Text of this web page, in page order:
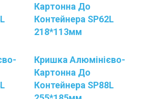
Картонна До
Контейнера SP62L
218*113мм
Кришка Алюмінієво-
Картонна До
Контейнера SP88L